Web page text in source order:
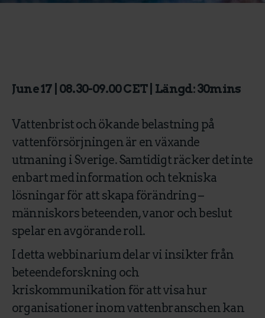
June 17 | 08.30-09.00 CET | Längd: 30mins
Vattenbrist och ökande belastning på
vattenförsörjningen är en växande
utmaning i Sverige. Samtidigt räcker det inte
enbart med information och tekniska
lösningar för att skapa förändring –
människors beteenden, vanor och beslut
spelar en avgörande roll.
I detta webbinarium delar vi insikter från
beteendeforskning och
kriskommunikation för att visa hur
organisationer inom vattenbranschen kan